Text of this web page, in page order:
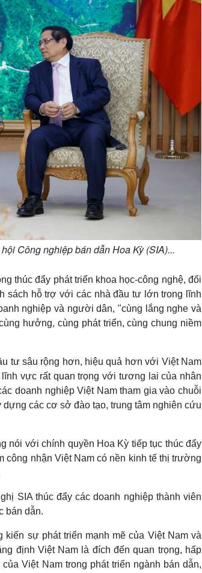
Công nghiệp bán dẫn Hoa Kỳ (SIA)...
thúc đẩy phát triển khoa học-công nghệ, đổi
sách hỗ trợ với các nhà đầu tư lớn trong lĩnh
nghiệp và người dân, "cùng lắng nghe và
hưởng, cùng phát triển, cùng chung niềm
tư sâu rộng hơn, hiệu quả hơn với Việt Nam
vực rất quan trọng với tương lai của nhân
doanh nghiệp Việt Nam tham gia vào chuỗi
các cơ sở đào tạo, trung tâm nghiên cứu
nói với chính quyền Hoa Kỳ tiếp tục thúc đẩy
công nhận Việt Nam có nền kinh tế thị trường
SIA thúc đẩy các doanh nghiệp thành viên
bán dẫn.
sự phát triển mạnh mẽ của Việt Nam và
định Việt Nam là đích đến quan trọng, hấp
Việt Nam trong phát triển ngành bán dẫn,